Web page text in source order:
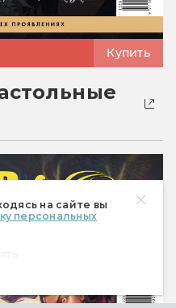
на сайте вы
персональных
Купить